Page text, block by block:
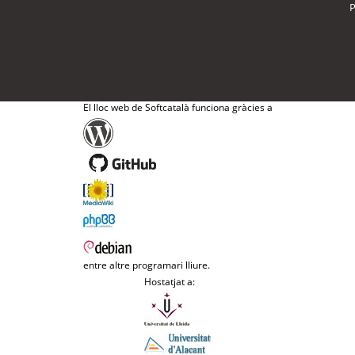
El lloc web de Softcatalà funciona gràcies a
entre altre programari lliure.
Hostatjat a: